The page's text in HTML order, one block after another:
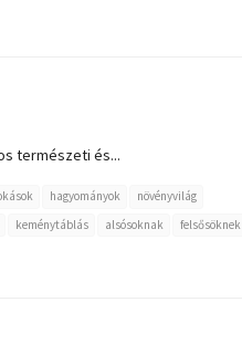
természeti és...
hagyományok
növényvilág
keménytáblás alsósoknak
felsősöknek